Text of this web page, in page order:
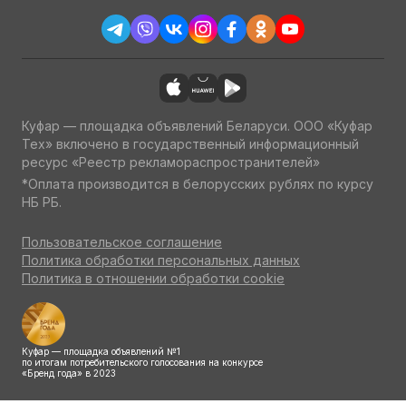
Куфар — площадка объявлений Беларуси. ООО «Куфар
Тех» включено в государственный информационный
ресурс «Реестр рекламораспространителей»
*Оплата производится в белорусских рублях по курсу
НБ РБ.
Пользовательское соглашение
Политика обработки персональных данных
Политика в отношении обработки cookie
Куфар — площадка объявлений №1
по итогам потребительского голосования на конкурсе
«Бренд года» в 2023